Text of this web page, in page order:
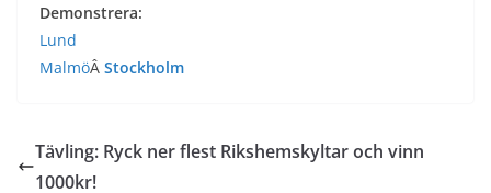
Demonstrera:
Lund
MalmöÂ Stockholm
Tävling: Ryck ner flest Rikshemskyltar och vinn
1000kr!